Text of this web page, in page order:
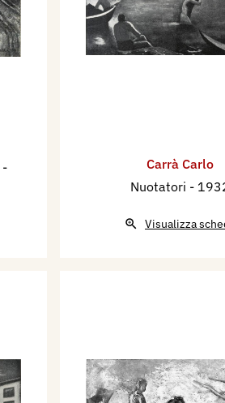
-
Carrà Carlo
Nuotatori -
Visualizza